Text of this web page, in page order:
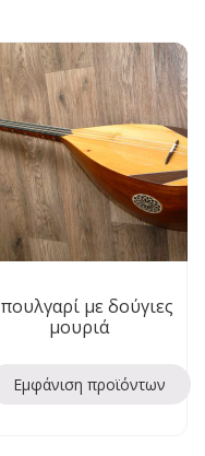
με δούγιες
μουριά
Εμφάνιση προϊόντων